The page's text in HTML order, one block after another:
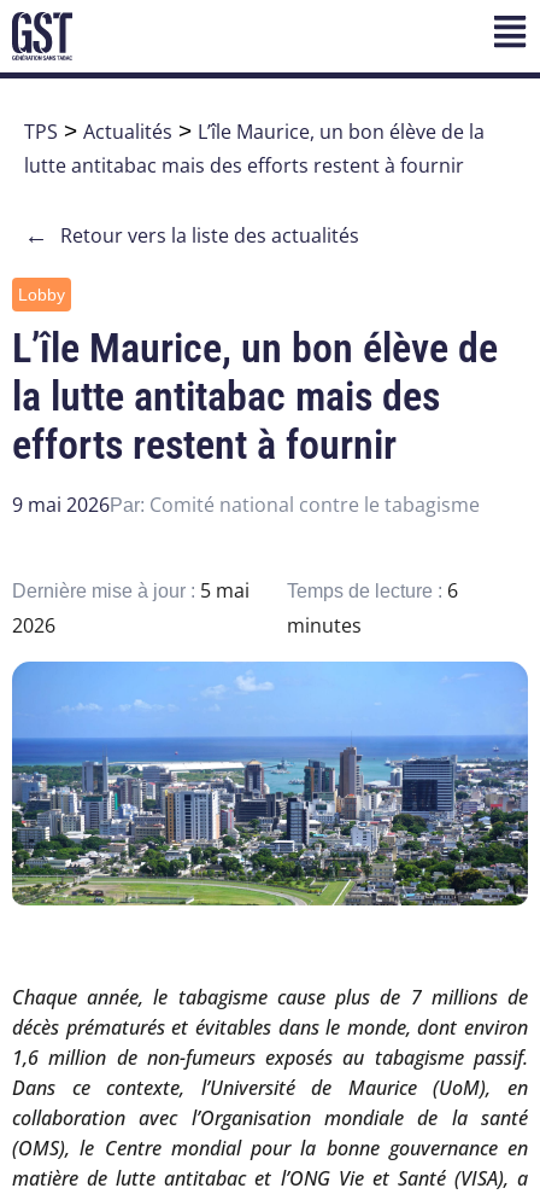
TPS > Actualités > L’île Maurice, un bon élève de la
lutte antitabac mais des efforts restent à fournir
← Retour vers la liste des actualités
Lobby
L’île Maurice, un bon élève de
la lutte antitabac mais des
efforts restent à fournir
9 mai 2026Par: Comité national contre le tabagisme
Dernière mise à jour : 5 mai
2026
Temps de lecture : 6
minutes
Chaque année, le tabagisme cause plus de 7 millions de
décès prématurés et évitables dans le monde, dont environ
1,6 million de non-fumeurs exposés au tabagisme passif.
Dans ce contexte, l’Université de Maurice (UoM), en
collaboration avec l’Organisation mondiale de la santé
(OMS), le Centre mondial pour la bonne gouvernance en
matière de lutte antitabac et l’ONG Vie et Santé (VISA), a